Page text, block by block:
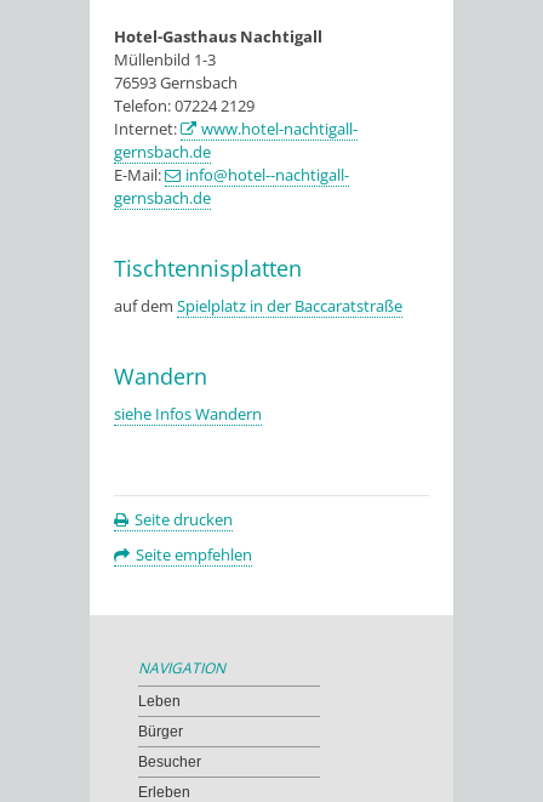
Hotel-Gasthaus Nachtigall
Müllenbild 1-3
76593 Gernsbach
Telefon: 07224 2129
Internet:
www.hotel-nachtigall-
gernsbach.de
E-Mail:
info@hotel--nachtigall-
gernsbach.de
Tischtennisplatten
auf dem Spielplatz in der Baccaratstraße
Wandern
siehe Infos Wandern
Seite drucken
Seite empfehlen
NAVIGATION
Leben
Bürger
Besucher
Erleben